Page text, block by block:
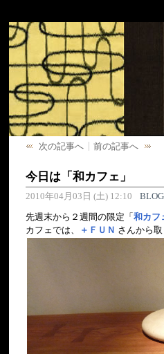
次の記事へ 前の記事へ
今日は「和カフェ」
2010年04月03日 (土) 12:10 BLOG
先週末から２週間の限定「 和カフ
カフェでは、
＋ＦＵＮ さんから